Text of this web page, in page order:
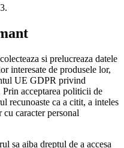
si prelucreaza datele
interesate de produsele lor,
UE GDPR privind
Prin acceptarea politicii de
recunoaste ca a citit, a inteles
cu caracter personal
sa aiba dreptul de a accesa